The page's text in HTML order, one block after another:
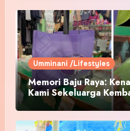
Umminani /Lifestyles
Memori Baju Raya:
Kami Sekeluarga
Pakaian Hari-Hari?